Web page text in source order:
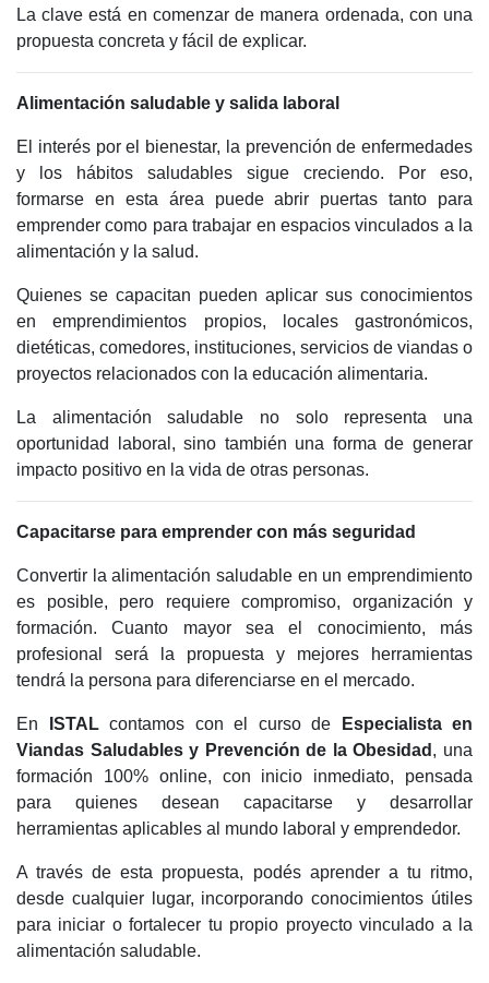
La clave está en comenzar de manera ordenada, con una
propuesta concreta y fácil de explicar.
Alimentación saludable y salida laboral
El interés por el bienestar, la prevención de enfermedades
y los hábitos saludables sigue creciendo. Por eso,
formarse en esta área puede abrir puertas tanto para
emprender como para trabajar en espacios vinculados a la
alimentación y la salud.
Quienes se capacitan pueden aplicar sus conocimientos
en emprendimientos propios, locales gastronómicos,
dietéticas, comedores, instituciones, servicios de viandas o
proyectos relacionados con la educación alimentaria.
La alimentación saludable no solo representa una
oportunidad laboral, sino también una forma de generar
impacto positivo en la vida de otras personas.
Capacitarse para emprender con más seguridad
Convertir la alimentación saludable en un emprendimiento
es posible, pero requiere compromiso, organización y
formación. Cuanto mayor sea el conocimiento, más
profesional será la propuesta y mejores herramientas
tendrá la persona para diferenciarse en el mercado.
En ISTALcontamos con el curso de
Especialista en
Viandas Saludables y Prevención de la Obesidad , una
formación 100% online, con inicio inmediato, pensada
para quienes desean capacitarse y desarrollar
herramientas aplicables al mundo laboral y emprendedor.
A través de esta propuesta, podés aprender a tu ritmo,
desde cualquier lugar, incorporando conocimientos útiles
para iniciar o fortalecer tu propio proyecto vinculado a la
alimentación saludable.